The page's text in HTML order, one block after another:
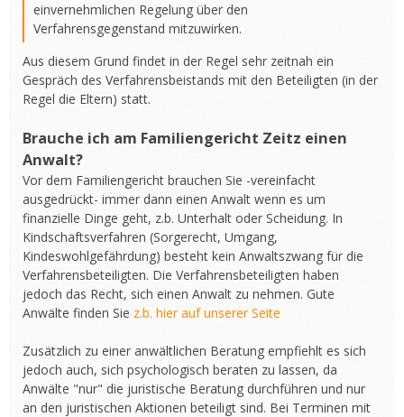
einvernehmlichen Regelung über den
Verfahrensgegenstand mitzuwirken.
Aus diesem Grund findet in der Regel sehr zeitnah ein
Gespräch des Verfahrensbeistands mit den Beteiligten (in der
Regel die Eltern) statt.
Brauche ich am Familiengericht Zeitz einen
Anwalt?
Vor dem Familiengericht brauchen Sie -vereinfacht
ausgedrückt- immer dann einen Anwalt wenn es um
finanzielle Dinge geht, z.b. Unterhalt oder Scheidung. In
Kindschaftsverfahren (Sorgerecht, Umgang,
Kindeswohlgefährdung) besteht kein Anwaltszwang für die
Verfahrensbeteiligten. Die Verfahrensbeteiligten haben
jedoch das Recht, sich einen Anwalt zu nehmen. Gute
Anwälte finden Sie z.b. hier auf unserer Seite
Zusätzlich zu einer anwältlichen Beratung empfiehlt es sich
jedoch auch, sich psychologisch beraten zu lassen, da
Anwälte "nur" die juristische Beratung durchführen und nur
an den juristischen Aktionen beteiligt sind. Bei Terminen mit